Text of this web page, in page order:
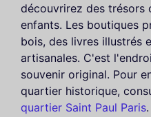
découvrirez des trésors
enfants. Les boutiques
bois, des livres illustrés
artisanales. C'est
souvenir original. Pour
quartier historique,
quartier Saint Paul Paris.